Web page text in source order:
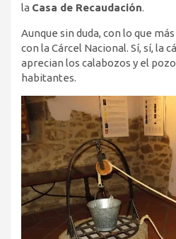
la Casa de Recaudación.
Aunque sin duda, con lo que
con la Cárcel Nacional. Sí, sí, la
aprecian los calabozos y el
habitantes.